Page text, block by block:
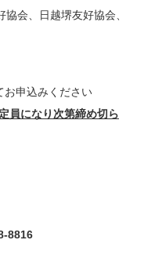
会、日越堺友好協会、
お申込みください
員になり次第締め切ら
8816